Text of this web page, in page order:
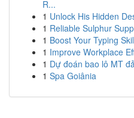
R...
1 Unlock His Hidden
1 Reliable Sulphur
1 Boost Your Typing
1 Improve Workplace
1 Dự đoán bao lô MT
1 Spa Goiânia